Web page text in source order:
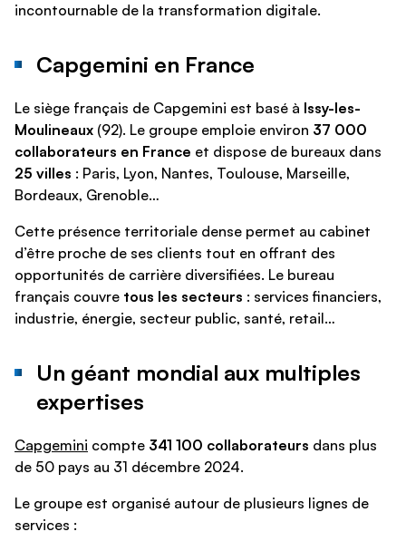
incontournable de la transformation digitale.
Capgemini en France
Le siège français de Capgemini est basé à Issy-les-
Moulineaux (92). Le groupe emploie environ 37 000
collaborateurs en France et dispose de bureaux dans
25 villes : Paris, Lyon, Nantes, Toulouse, Marseille,
Bordeaux, Grenoble…
Cette présence territoriale dense permet au cabinet
d’être proche de ses clients tout en offrant des
opportunités de carrière diversifiées. Le bureau
français couvre tous les secteurs : services financiers,
industrie, énergie, secteur public, santé, retail…
Un géant mondial aux multiples
expertises
Capgemini compte 341 100 collaborateurs dans plus
de 50 pays au 31 décembre 2024.
Le groupe est organisé autour de plusieurs lignes de
services :